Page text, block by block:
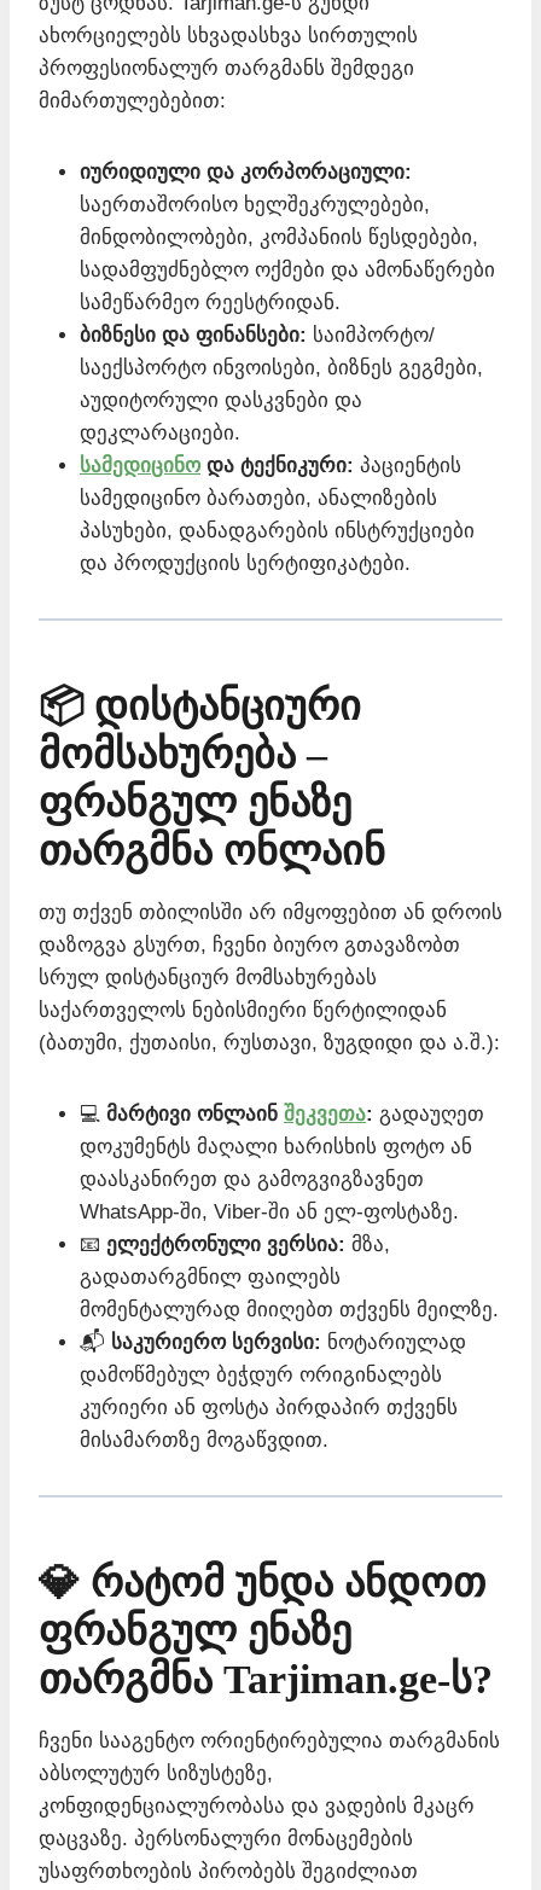
ახორციელებს სხვადასხვა სირთულის
პროფესიონალურ თარგმანს შემდეგი
მიმართულებებით:
იურიდიული და კორპორაციული:
საერთაშორისო ხელშეკრულებები,
მინდობილობები, კომპანიის წესდებები,
სადამფუძნებლო ოქმები და ამონაწერები
სამეწარმეო რეესტრიდან.
ბიზნესი და ფინანსები: საიმპორტო/
საექსპორტო ინვოისები, ბიზნეს გეგმები,
აუდიტორული დასკვნები და
დეკლარაციები.
სამედიცინოდა ტექნიკური: პაციენტის
სამედიცინო ბარათები, ანალიზების
პასუხები, დანადგარების ინსტრუქციები
და პროდუქციის სერტიფიკატები.
📦 დისტანციური
მომსახურება –
ფრანგულ ენაზე
თარგმნა ონლაინ
თუ თქვენ თბილისში არ იმყოფებით ან დროის
დაზოგვა გსურთ, ჩვენი ბიურო გთავაზობთ
სრულ დისტანციურ მომსახურებას
საქართველოს ნებისმიერი წერტილიდან
(ბათუმი, ქუთაისი, რუსთავი, ზუგდიდი და ა.შ.):
💻 მარტივი ონლაინ შეკვეთა: გადაუღეთ
დოკუმენტს მაღალი ხარისხის ფოტო ან
დაასკანირეთ და გამოგვიგზავნეთ
WhatsApp-ში, Viber-ში ან ელ-ფოსტაზე.
📧 ელექტრონული ვერსია: მზა,
გადათარგმნილ ფაილებს
მომენტალურად მიიღებთ თქვენს მეილზე.
📬 საკურიერო სერვისი: ნოტარიულად
დამოწმებულ ბეჭდურ ორიგინალებს
კურიერი ან ფოსტა პირდაპირ თქვენს
მისამართზე მოგაწვდით.
💎 რატომ უნდა ანდოთ
ფრანგულ ენაზე
თარგმნა Tarjiman.ge-ს?
ჩვენი სააგენტო ორიენტირებულია თარგმანის
აბსოლუტურ სიზუსტეზე,
კონფიდენციალურობასა და ვადების მკაცრ
დაცვაზე. პერსონალური მონაცემების
უსაფრთხოების პირობებს შეგიძლიათ